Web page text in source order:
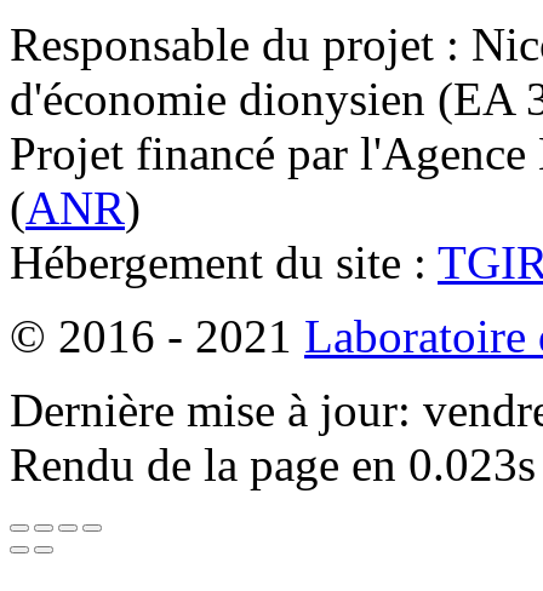
Responsable du projet :
d'économie dionysien
Projet financé par l'Agence
(ANR)
Hébergement du site :
© 2016 - 2021 Laboratoire
Dernière mise à jour:
Rendu de la page en 0.023s